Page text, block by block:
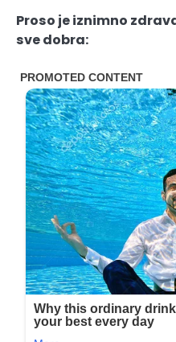
Proso je iznimno
sve dobra: